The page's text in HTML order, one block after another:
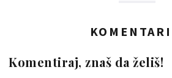
KOMENTARI
Komentiraj, znaš da želiš!